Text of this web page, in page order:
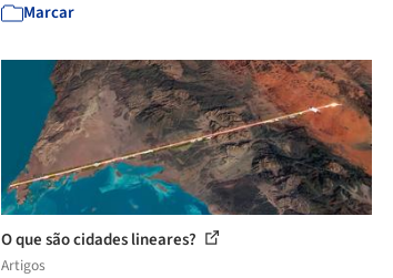
Marcar
O que são cidades lineares?
Artigos